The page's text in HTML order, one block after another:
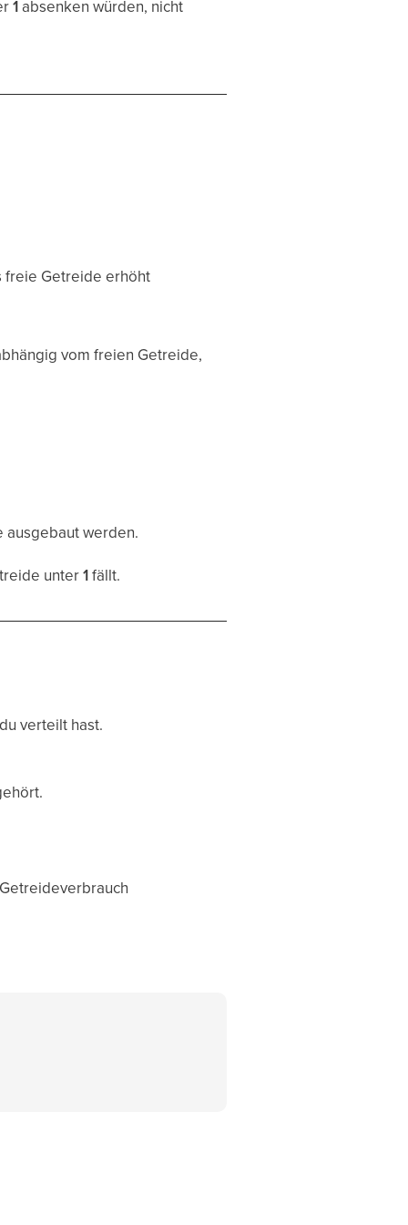
1 absenken würden, nicht
freie Getreide erhöht
vom freien Getreide,
werden.
unter1fällt.
verteilt hast.